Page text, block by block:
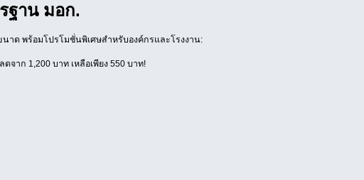
ฐาน มอก.
าด พร้อมโปรโมชั่นพิเศษสำหรับองค์กรและโรงงาน:
าก 1,200 บาท เหลือเพียง 550 บาท!